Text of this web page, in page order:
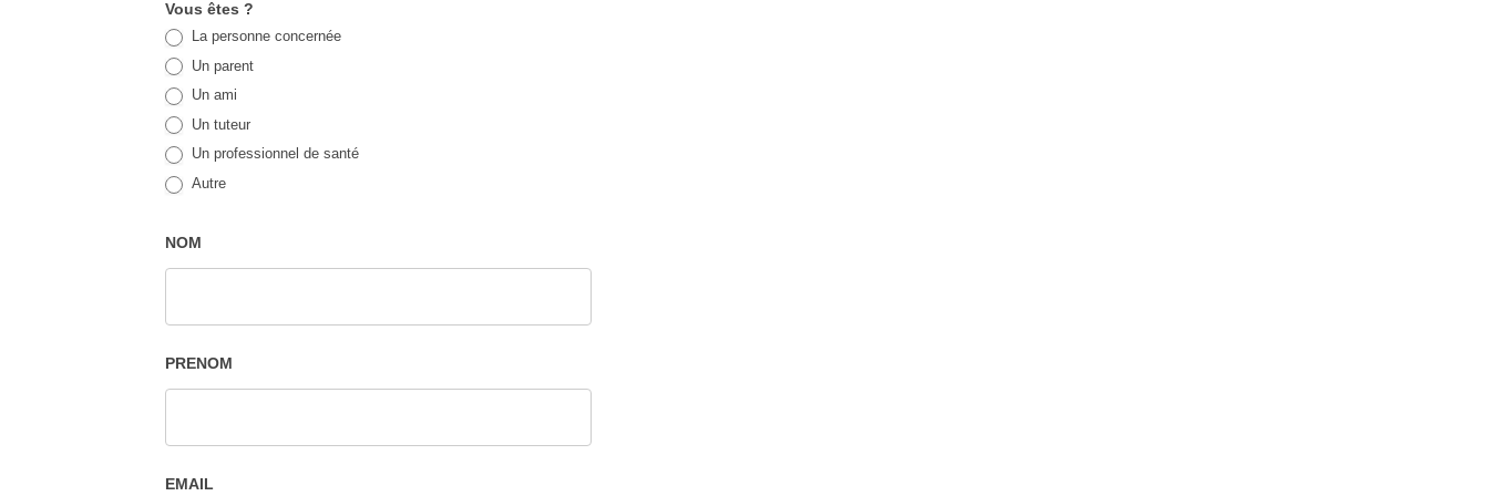
Vous êtes ?
La personne concernée
Un parent
Un ami
Un tuteur
Un professionnel de santé
Autre
NOM
PRENOM
EMAIL